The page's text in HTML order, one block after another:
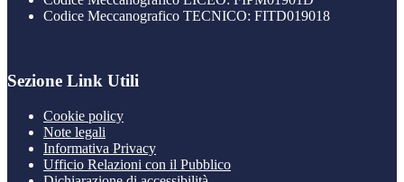
Codice Meccanografico TECNICO: FITD019018
Sezione Link Utili
Cookie policy
Note legali
Informativa Privacy
Ufficio Relazioni con il Pubblico